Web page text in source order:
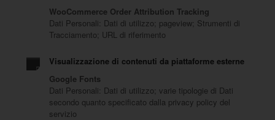
WooCommerce Order Attribution Tracking
Dati Personali: Dati di utilizzo; pageview; Strumenti di
Tracciamento; URL di riferimento
Visualizzazione di contenuti da piattaforme esterne
Google Fonts
Dati Personali: Dati di utilizzo; varie tipologie di Dati
secondo quanto specificato dalla privacy policy del
servizio